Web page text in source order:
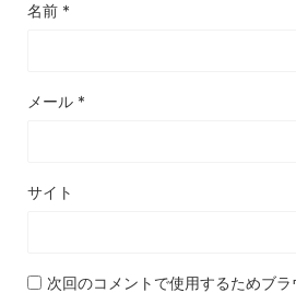
名前 *
メール *
サイト
次回のコメントで使用するためブ